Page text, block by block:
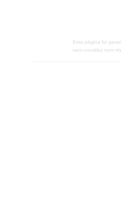
Esta página foi
nem constitui nem